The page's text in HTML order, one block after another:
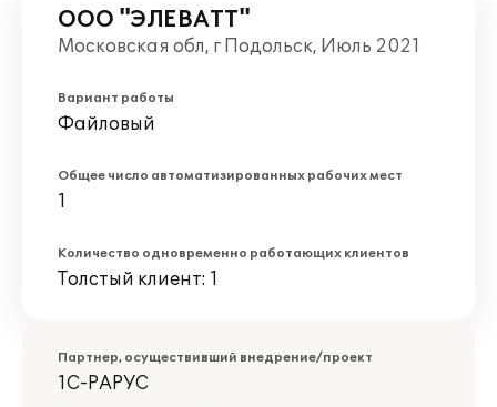
ООО "ЭЛЕВАТТ"
Московская обл, г Подольск, Июль 2021
Вариант работы
Файловый
Общее число автоматизированных рабочих мест
1
Количество одновременно работающих клиентов
Толстый клиент: 1
Партнер, осуществивший внедрение/проект
1С-РАРУС